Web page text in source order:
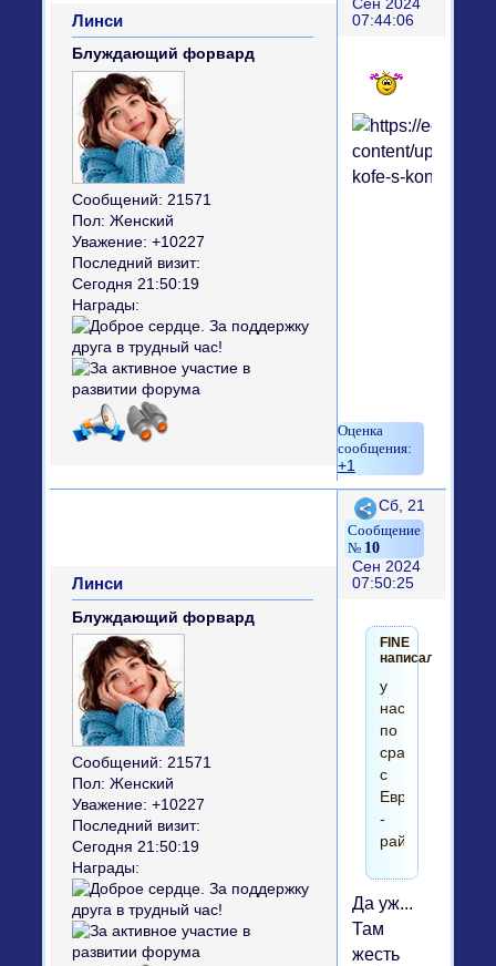
Сен 2024
07:44:06
Линси
Блуждающий форвард
Сообщений: 21571
Пол: Женский
Уважение: +10227
Последний визит:
Сегодня 21:50:19
Награды:
+1
Поделиться
10
Сб, 21
Сен 2024
07:50:25
Линси
Блуждающий форвард
Сообщений: 21571
Пол: Женский
Уважение: +10227
Последний визит:
Сегодня 21:50:19
Награды:
FINE
написал(а):
у
нас
по
сравнению
с
Европой
-
рай
Да уж...
Там
жесть